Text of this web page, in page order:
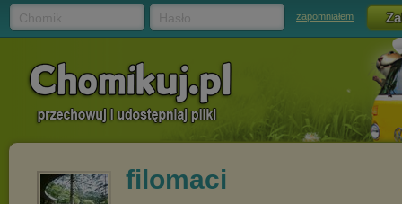
zapomniałem
filomaci